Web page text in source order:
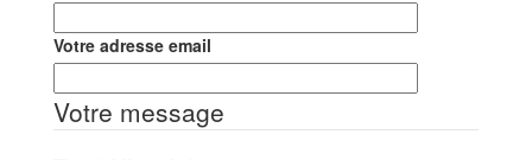
Votre adresse email
Votre message